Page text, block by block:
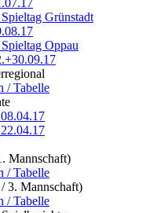
Grünstadt
Oppau
/ Tabelle
Mannschaft)
/ Tabelle
3. Mannschaft)
/ Tabelle